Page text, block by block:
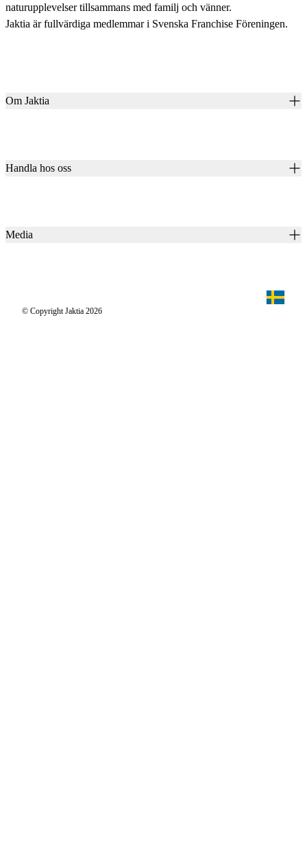
naturupplevelser tillsammans med familj och vänner.
Jaktia är fullvärdiga medlemmar i Svenska Franchise Föreningen.
Om Jaktia
Karriär
Jaktia Brand Guidelines
Handla hos oss
Köpvillkor för företagskunder
Media
Jägaren© Copyright Jaktia 2026